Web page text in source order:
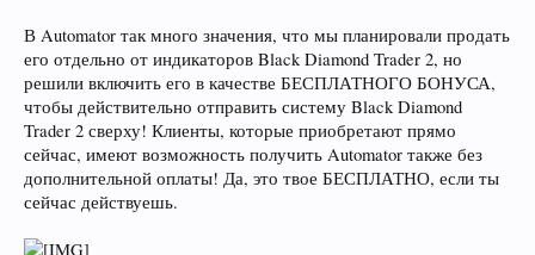
В Automator так много значения, что мы планировали продать
его отдельно от индикаторов Black Diamond Trader 2, но
решили включить его в качестве БЕСПЛАТНОГО БОНУСА,
чтобы действительно отправить систему Black Diamond
Trader 2 сверху! Клиенты, которые приобретают прямо
сейчас, имеют возможность получить Automator также без
дополнительной оплаты! Да, это твое БЕСПЛАТНО, если ты
сейчас действуешь.